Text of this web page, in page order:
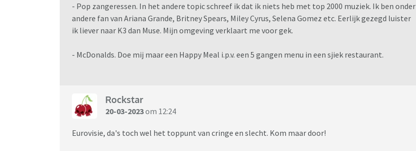
- Pop zangeressen. In het andere topic schreef ik dat ik niets heb met top 2000 muziek. Ik ben onder
andere fan van Ariana Grande, Britney Spears, Miley Cyrus, Selena Gomez etc. Eerlijk gezegd luister
ik liever naar K3 dan Muse. Mijn omgeving verklaart me voor gek.
- McDonalds. Doe mij maar een Happy Meal i.p.v. een 5 gangen menu in een sjiek restaurant.
Rockstar
20-03-2023om 12:24
Eurovisie, da's toch wel het toppunt van cringe en slecht. Kom maar door!